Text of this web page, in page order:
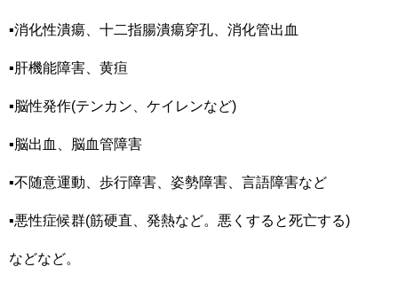
▪消化性潰瘍、十二指腸潰瘍穿孔、消化管出血
▪肝機能障害、黄疸
▪脳性発作(テンカン、ケイレンなど)
▪脳出血、脳血管障害
▪不随意運動、歩行障害、姿勢障害、言語障害など
▪悪性症候群(筋硬直、発熱など。悪くすると死亡する)
などなど。